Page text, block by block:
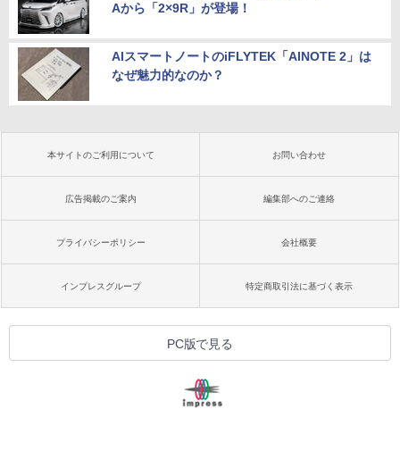
Aから「2×9R」が登場！
AIスマートノートのiFLYTEK「AINOTE 2」は
なぜ魅力的なのか？
本サイトのご利用について お問い合わせ
広告掲載のご案内 編集部へのご連絡
プライバシーポリシー 会社概要
インプレスグループ 特定商取引法に基づく表示
PC版で見る